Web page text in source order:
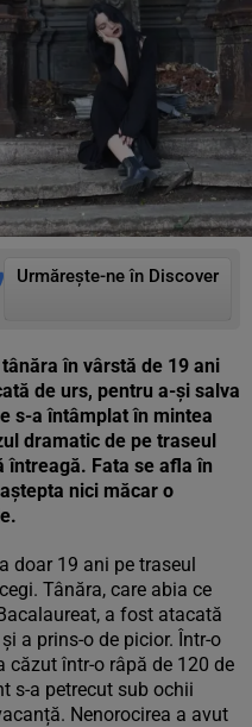
Urmărește-ne în Discover
în vârstă de 19 ani
de urs, pentru a-și salva
s-a întâmplat în mintea
dramatic de pe traseul
întreagă. Fata se afla în
nici măcar o
doar 19 ani pe traseul
Tânăra, care abia ce
a fost atacată
a prins-o de picior. Într-o
căzut într-o râpă de 120 de
s-a petrecut sub ochii
Nenorocirea a avut